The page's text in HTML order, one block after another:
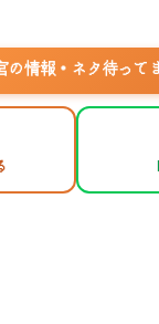
の情報・ネタ待って